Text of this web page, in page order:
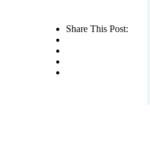
Share This Post: